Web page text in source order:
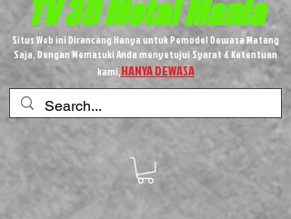
TV 3DMetalMania
Situs Web ini Dirancang Hanya untuk Pemodel Dewasa Matang
Saja, Dengan Memasuki Anda menyetujui Syarat & Ketentuan
kami,HANYA DEWASA